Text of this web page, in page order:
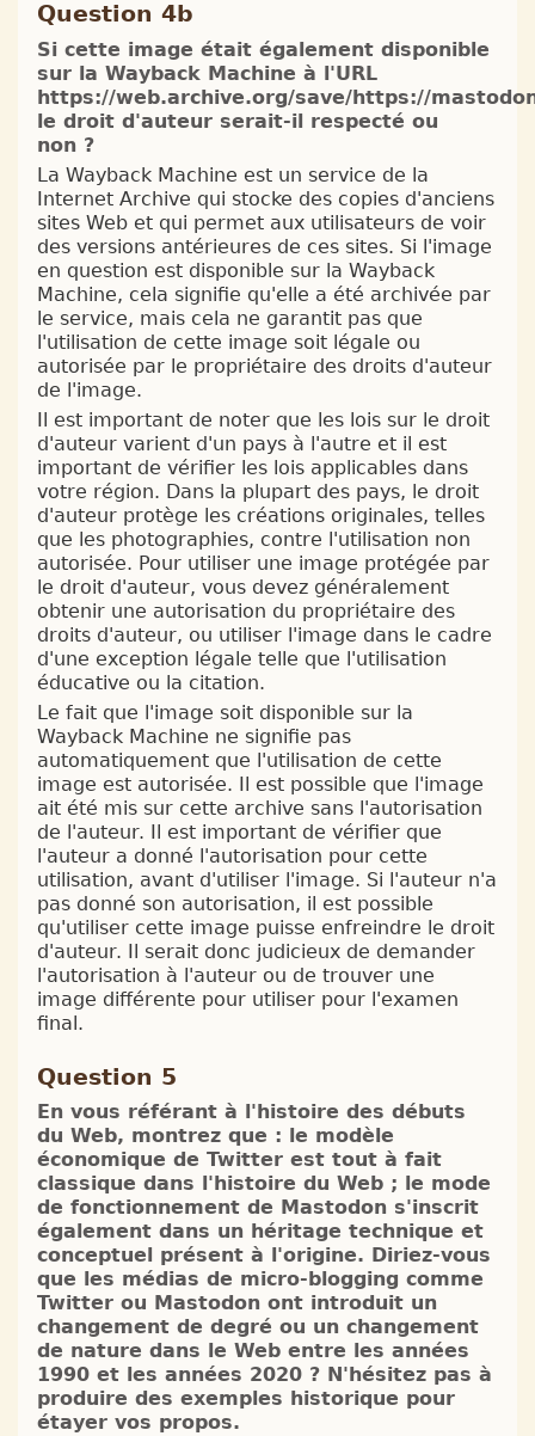
Question 4b
Si cette image était également disponible
sur la Wayback Machine à l'URL
https://web.archive.org/save/https://
le droit d'auteur serait-il respecté ou
non ?
La Wayback Machine est un service de la
Internet Archive qui stocke des copies d'anciens
sites Web et qui permet aux utilisateurs de voir
des versions antérieures de ces sites. Si l'image
en question est disponible sur la Wayback
Machine, cela signifie qu'elle a été archivée par
le service, mais cela ne garantit pas que
l'utilisation de cette image soit légale ou
autorisée par le propriétaire des droits d'auteur
de l'image.
Il est important de noter que les lois sur le droit
d'auteur varient d'un pays à l'autre et il est
important de vérifier les lois applicables dans
votre région. Dans la plupart des pays, le droit
d'auteur protège les créations originales, telles
que les photographies, contre l'utilisation non
autorisée. Pour utiliser une image protégée par
le droit d'auteur, vous devez généralement
obtenir une autorisation du propriétaire des
droits d'auteur, ou utiliser l'image dans le cadre
d'une exception légale telle que l'utilisation
éducative ou la citation.
Le fait que l'image soit disponible sur la
Wayback Machine ne signifie pas
automatiquement que l'utilisation de cette
image est autorisée. Il est possible que l'image
ait été mis sur cette archive sans l'autorisation
de l'auteur. Il est important de vérifier que
l'auteur a donné l'autorisation pour cette
utilisation, avant d'utiliser l'image. Si l'auteur n'a
pas donné son autorisation, il est possible
qu'utiliser cette image puisse enfreindre le droit
d'auteur. Il serait donc judicieux de demander
l'autorisation à l'auteur ou de trouver une
image différente pour utiliser pour l'examen
final.
Question 5
En vous référant à l'histoire des débuts
du Web, montrez que : le modèle
économique de Twitter est tout à fait
classique dans l'histoire du Web ; le mode
de fonctionnement de Mastodon s'inscrit
également dans un héritage technique et
conceptuel présent à l'origine. Diriez-vous
que les médias de micro-blogging comme
Twitter ou Mastodon ont introduit un
changement de degré ou un changement
de nature dans le Web entre les années
1990 et les années 2020 ? N'hésitez pas à
produire des exemples historique pour
étayer vos propos.